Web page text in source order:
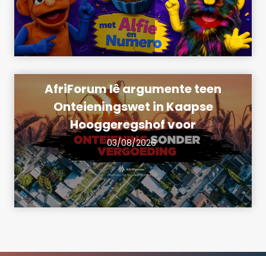
AfriForum lê argumente teen
Onteieningswet in Kaapse
Hooggeregshof voor
03/08/2026